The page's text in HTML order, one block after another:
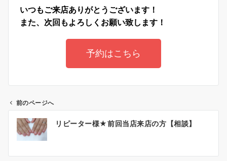
いつもご来店ありがとうございます！
また、次回もよろしくお願い致します！
予約はこちら
前のページへ
リピーター様★前回当店来店の方【相談】